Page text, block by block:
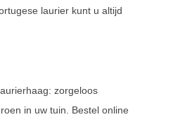
laurier kunt u altijd
zorgeloos
in uw tuin. Bestel online